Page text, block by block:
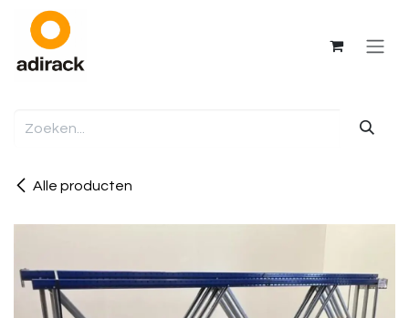
Overslaan naar inhoud
Alle producten